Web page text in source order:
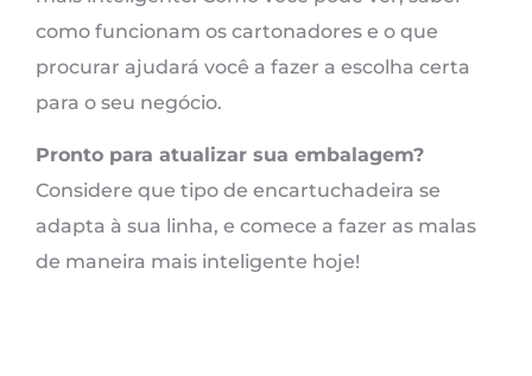
como funcionam os cartonadores e o que
procurar ajudará você a fazer a escolha certa
para o seu negócio.
Pronto para atualizar sua embalagem?
Considere que tipo de encartuchadeira se
adapta à sua linha, e comece a fazer as malas
de maneira mais inteligente hoje!